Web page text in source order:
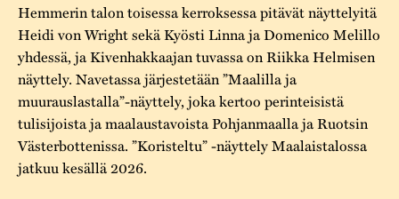
Hemmerin talon toisessa kerroksessa pitävät näyttelyitä
Heidi von Wright sekä Kyösti Linna ja Domenico Melillo
yhdessä, ja Kivenhakkaajan tuvassa on Riikka Helmisen
näyttely. Navetassa järjestetään ”Maalilla ja
muurauslastalla”-näyttely, joka kertoo perinteisistä
tulisijoista ja maalaustavoista Pohjanmaalla ja Ruotsin
Västerbottenissa. ”Koristeltu” -näyttely Maalaistalossa
jatkuu kesällä 2026.